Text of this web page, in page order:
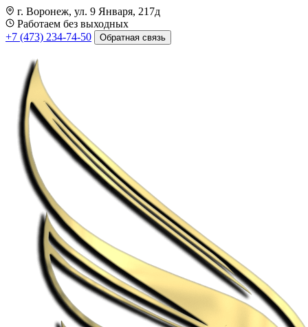
г. Воронеж, ул. 9 Января, 217д
Работаем без выходных
+7 (473) 234-74-50
Обратная связь